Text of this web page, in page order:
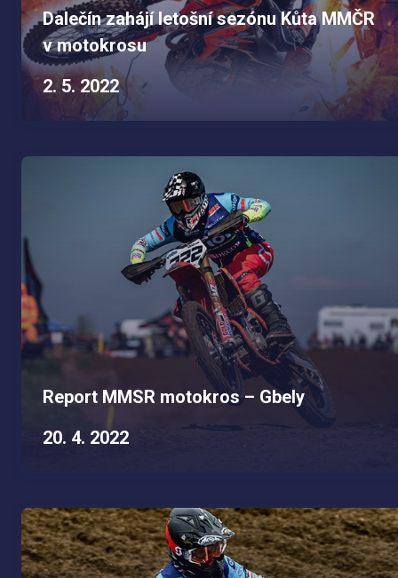
Dalečín zahájí letošní sezónu Kůta MMČR
v motokrosu
2. 5. 2022
Report MMSR motokros – Gbely
20. 4. 2022